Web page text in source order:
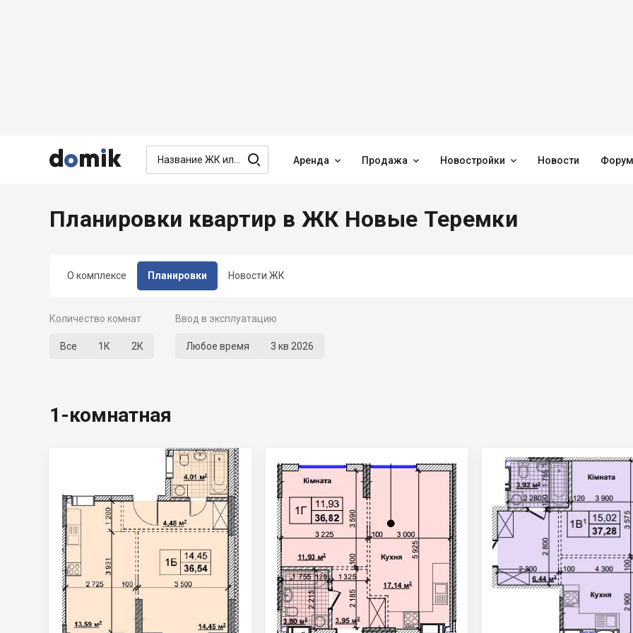


  Аренда  Продажа  Новостройки  Новости Форум
О комплексе Планировки Новости ЖК
Планировки квартир в ЖК Новые Теремки
Количество комнат
Все 1К 2К
Ввод в эксплуатацию
Любое время 3 кв 2026
1-комнатная